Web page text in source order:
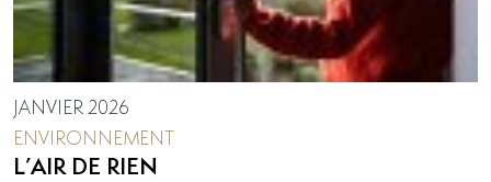
JANVIER 2026
ENVIRONNEMENT
L’AIR DE RIEN